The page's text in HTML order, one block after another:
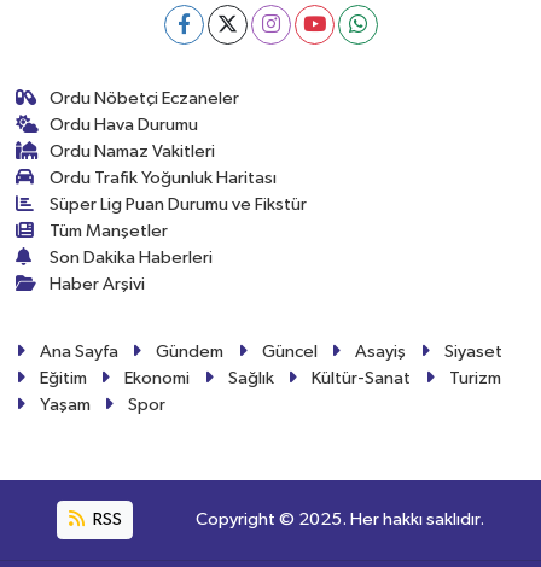
Ordu Nöbetçi Eczaneler
Ordu Hava Durumu
Ordu Namaz Vakitleri
Ordu Trafik Yoğunluk Haritası
Süper Lig Puan Durumu ve Fikstür
Tüm Manşetler
Son Dakika Haberleri
Haber Arşivi
Ana Sayfa Gündem Güncel Asayiş
Siyaset
Eğitim
Ekonomi Sağlık Kültür-Sanat
Turizm
Yaşam
Spor
RSS Copyright © 2025. Her hakkı saklıdır.